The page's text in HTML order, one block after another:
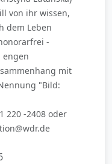
von ihr wissen,
dem Leben
-
engen
mit
"Bild:
220 -2408 oder